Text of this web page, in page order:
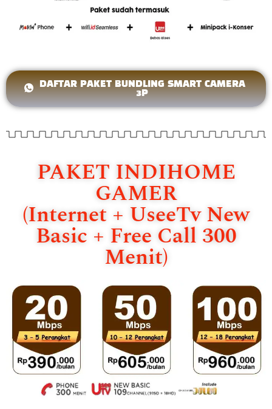
DAFTAR PAKET BUNDLING SMART CAMERA
3P
PAKET INDIHOME
GAMER
(Internet + UseeTv New
Basic + Free Call 300
Menit)